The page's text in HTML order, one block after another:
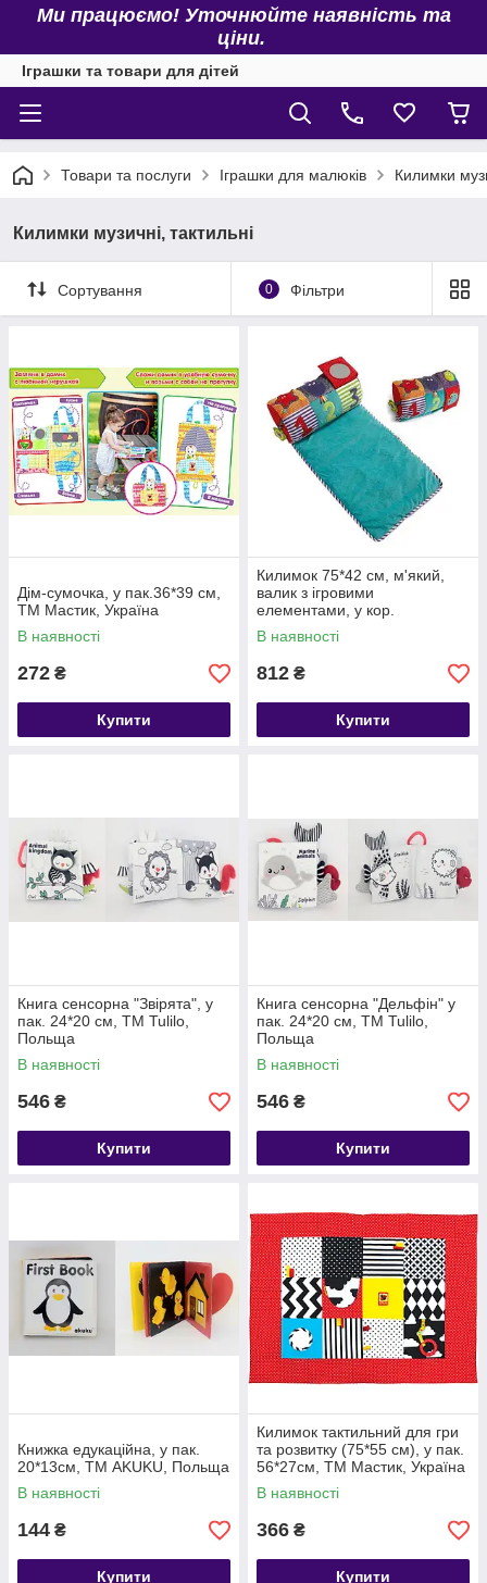
Ми працюємо! Уточнюйте наявність та
ціни.
Іграшки та товари для дітей
Товари та послуги Іграшки для малюків Килимки
Килимки музичні, тактильні
Сортування 0 Фільтри
Дім-сумочка, у пак.36*39 см,
ТМ Мастик, Україна
В наявності
272 ₴
Купити
Килимок 75*42 см, м'який,
валик з ігровими
елементами, у кор.
43*18*18см (24шт)
В наявності
812 ₴
Купити
Книга сенсорна "Звірята", у
пак. 24*20 см, ТМ Tulilo,
Польща
В наявності
546 ₴
Купити
Книга сенсорна "Дельфін" у
пак. 24*20 см, ТМ Tulilo,
Польща
В наявності
546 ₴
Купити
Книжка едукаційна, у пак.
20*13см, ТМ AKUKU, Польща
В наявності
144 ₴
Купити
Килимок тактильний для гри
та розвитку (75*55 см), у пак.
56*27см, ТМ Мастик, Україна
В наявності
366 ₴
Купити